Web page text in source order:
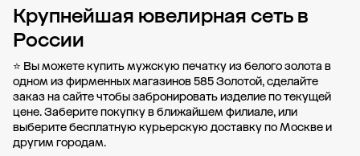
Крупнейшая ювелирная сеть в
России
⭐ Вы можете купить мужскую печатку из белого золота в
одном из фирменных магазинов 585 Золотой, сделайте
заказ на сайте чтобы забронировать изделие по текущей
цене. Заберите покупку вближайшем филиале, или
выберите бесплатную курьерскую доставку по Москве и
другим городам.